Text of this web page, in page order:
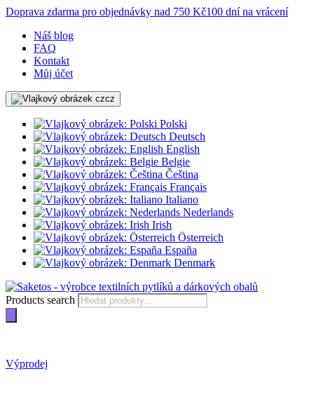
Doprava zdarma pro objednávky nad 750 Kč100 dní na vrácení
Náš blog
FAQ
Kontakt
Můj účet
cz
Polski
Deutsch
English
Belgie
Čeština
Français
Italiano
Nederlands
Irish
Österreich
España
Denmark
Products search
Výprodej